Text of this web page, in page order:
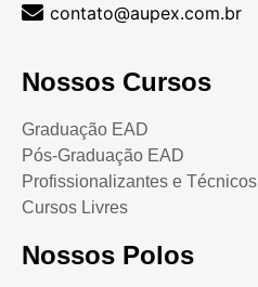
contato@aupex.com.br
Nossos Cursos
Graduação EAD
Pós-Graduação EAD
Profissionalizantes e Técnicos
Cursos Livres
Nossos Polos